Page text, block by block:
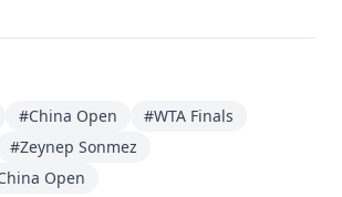
#China Open
#WTA Finals
#Zeynep Sonmez
Open